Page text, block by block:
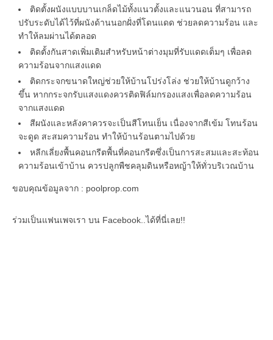
ติดตั้งผนังแบบบานเกล็ดไม้ทั้งแนวตั้งและแนวนอน ที่สามารถ
ปรับระดับได้ไว้ที่ผนังด้านนอกฝั่งที่โดนแดด ช่วยลดความร้อน และ
ทำให้ลมผ่านได้ตลอด
ติดตั้งกันสาดเพิ่มเติมสำหรับหน้าต่างมุมที่รับแดดเต็มๆ เพื่อลด
ความร้อนจากแสงแดด
ติดกระจกขนาดใหญ่ช่วยให้บ้านโปร่งโล่ง ช่วยให้บ้านดูกว้าง
ขึ้น หากกระจกรับแสงแดงควรติดฟิล์มกรองแสงเพื่อลดความร้อน
จากแสงแดด
สีผนังและหลังคาควรจะเป็นสีโทนเย็น เนื่องจากสีเข้ม โทนร้อน
จะดูด สะสมความร้อน ทำให้บ้านร้อนตามไปด้วย
หลีกเลี่ยงพื้นคอนกรีตพื้นที่คอนกรีตซึ่งเป็นการสะสมและสะท้อน
ความร้อนเข้าบ้าน ควรปลูกพืชคลุมดินหรือหญ้าให้ทั่วบริเวณบ้าน
ขอบคุณข้อมูลจาก : poolprop.com
ร่วมเป็นแฟนเพจเรา บน Facebook..ได้ที่นี่เลย!!